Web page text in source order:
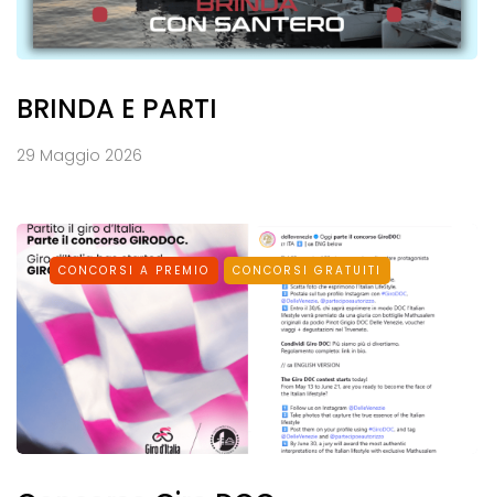
BRINDA E PARTI
29 Maggio 2026
CONCORSI A PREMIO CONCORSI GRATUITI